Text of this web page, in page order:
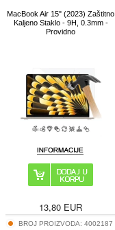
MacBook Air 15" (2023) Zaštitno
Kaljeno Staklo - 9H, 0.3mm -
Providno
13,80 EUR
BROJ PROIZVODA:4002187